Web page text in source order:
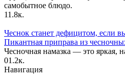
самобытное блюдо.
11.8к.
Чеснок станет дефицитом, если
Пикантная приправа из
Чесночная намазка — это яркая,
01.2к.
Навигация